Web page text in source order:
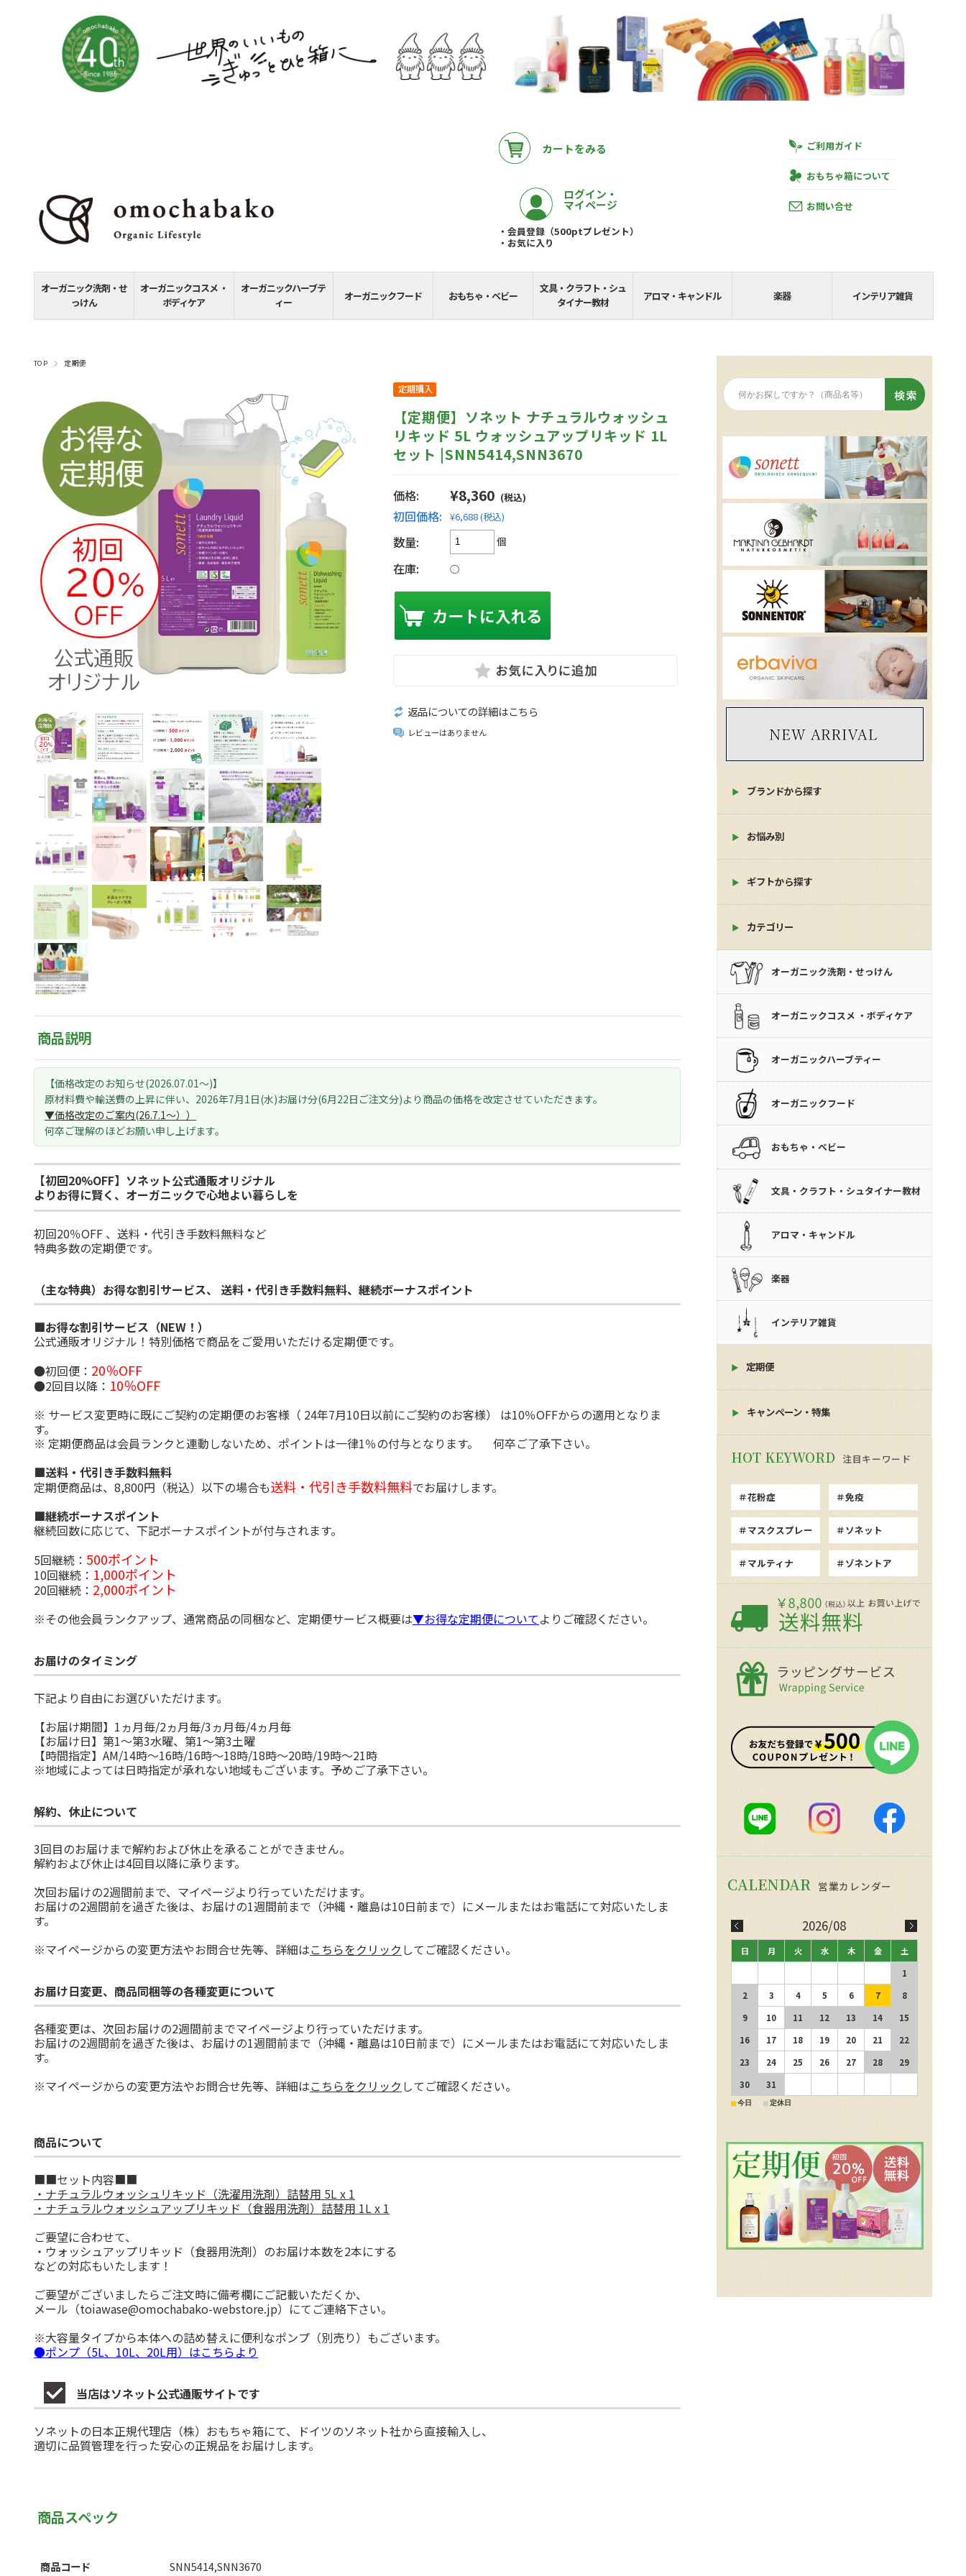
ご利用ガイド
おもちゃ箱について
お問い合せ
カートをみる
ログイン・
マイページ
・会員登録（500ptプレゼント）
・お気に入り
__REMAINING_FREE_SHIPPING__
オーガニック洗剤・せ
っけん
オーガニックコスメ ・
ボディケア
オーガニックハーブテ
ィー
オーガニックフード おもちゃ・ベビー
文具・クラフト・シュ
タイナー教材
アロマ・キャンドル 楽器 インテリア雑貨
TOP 定期便
【定期便】ソネット ナチュラルウォッシュ
リキッド 5L ウォッシュアップリキッド 1L
セット |SNN5414,SNN3670
価格: ¥8,360 (税込)
初回価格: ¥6,688(税込)
数量: 個
在庫: ○
返品についての詳細はこちら
レビューはありません
商品説明
【価格改定のお知らせ(2026.07.01～)】
原材料費や輸送費の上昇に伴い、 2026年7月1日(水)お届け分(6月22日ご注文分)より 商品の価格を改定させていただきます。
▼価格改定のご案内(26.7.1～） ）
何卒ご理解のほどお願い申し上げます。
【初回20%OFF】ソネット公式通販オリジナル
よりお得に賢く、オーガニックで心地よい暮らしを
初回20％OFF 、送料・代引き手数料無料など
特典多数の定期便です。
（主な特典）お得な割引サービス、 送料・代引き手数料無料、継続ボーナスポイント
■お得な割引サービス（NEW！）
公式通販オリジナル！特別価格で商品をご愛用いただける定期便です。
●初回便： 20％OFF
●2回目以降： 10％OFF
※ サービス変更時に既にご契約の定期便のお客様（ 24年7月10日以前にご契約のお客様） は10％OFFからの適用となりま
す。
※ 定期便商品は会員ランクと連動しないため、ポイントは一律1％の付与となります。 何卒ご了承下さい。
■送料・代引き手数料無料
定期便商品は、8,800円（税込）以下の場合も送料・代引き手数料無料でお届けします。
■継続ボーナスポイント
継続回数に応じて、下記ボーナスポイントが付与されます。
5回継続： 500ポイント
10回継続： 1,000ポイント
20回継続： 2,000ポイント
※その他会員ランクアップ、通常商品の同梱など、定期便サービス概要は▼お得な定期便についてよりご確認ください。
お届けのタイミング
下記より自由にお選びいただけます。
【お届け期間】1ヵ月毎/2ヵ月毎/3ヵ月毎/4ヵ月毎
【お届け日】第1～第3水曜、第1～第3土曜
【時間指定】AM/14時～16時/16時～18時/18時～20時/19時～21時
※地域によっては日時指定が承れない地域もございます。予めご了承下さい。
解約、休止について
3回目のお届けまで解約および休止を承ることができません。
解約および休止は4回目以降に承ります。
次回お届けの2週間前まで、マイページより行っていただけます。
お届けの2週間前を過ぎた後は、お届けの1週間前まで（沖縄・離島は10日前まで）にメールまたはお電話にて対応いたしま
す。
※マイページからの変更方法やお問合せ先等、詳細はこちらをクリック してご確認ください。
お届け日変更、商品同梱等の各種変更について
各種変更は、次回お届けの2週間前までマイページより行っていただけます。
お届けの2週間前を過ぎた後は、お届けの1週間前まで（沖縄・離島は10日前まで）にメールまたはお電話にて対応いたしま
す。
※マイページからの変更方法やお問合せ先等、詳細はこちらをクリック してご確認ください。
商品について
■■セット内容■■
・ナチュラルウォッシュリキッド（洗濯用洗剤）詰替用 5L x 1
・ナチュラルウォッシュアップリキッド（食器用洗剤）詰替用 1L x 1
ご要望に合わせて、
・ウォッシュアップリキッド（食器用洗剤）のお届け本数を2本にする
などの対応もいたします！
ご要望がございましたらご注文時に備考欄にご記載いただくか、
メール（toiawase@omochabako-webstore.jp）にてご連絡下さい。
※大容量タイプから本体への詰め替えに便利なポンプ（別売り）もございます。
●ポンプ（5L、10L、20L用）はこちらより
当店はソネット公式通販サイトです
ソネットの日本正規代理店（株）おもちゃ箱にて、ドイツのソネット社から直接輸入し、
適切に品質管理を行った安心の正規品をお届けします。
商品スペック
商品コード SNN5414,SNN3670
ブランドから探す
お悩み別
ギフトから探す
カテゴリー
オーガニック洗剤・せっけん
オーガニックコスメ ・ボディケア
オーガニックハーブティー
オーガニックフード
おもちゃ・ベビー
文具・クラフト・シュタイナー教材
アロマ・キャンドル
楽器
インテリア雑貨
定期便
キャンペーン・特集
注目キーワード
花粉症 免疫
マスクスプレー ソネット
マルティナ ゾネントア
2026/08
日 月 火 水 木 金
土
1
2
3 4 5 6 7
8
9
10 11 12 13 14
15
16
17 18 19 20 21
22
23
24 25 26 27 28
29
30
31
■今日 ■ 定休日